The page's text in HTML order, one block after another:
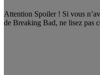
Attention Spoiler ! Si vous
de Breaking Bad, ne lisez pas